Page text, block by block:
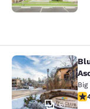
Bluegreen
61